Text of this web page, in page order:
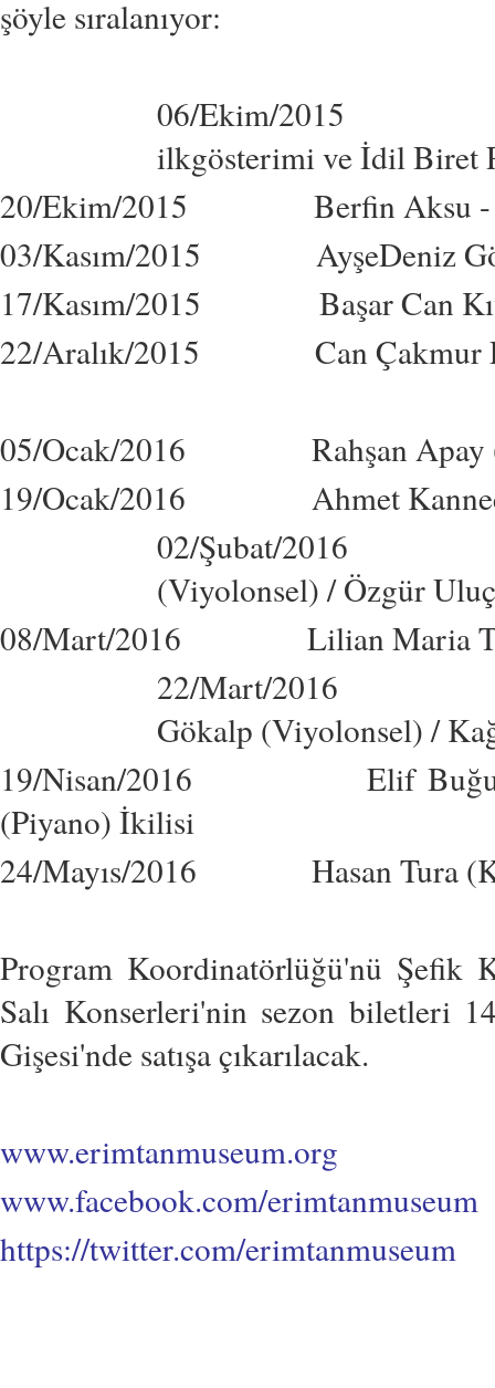
şöyle sıralanıyor:
06/Ekim/2015 "Bir
ilkgösterimi ve İdil Biret
20/Ekim/2015 Berfin Aksu -
03/Kasım/2015 AyşeDeniz
17/Kasım/2015 Başar Can
22/Aralık/2015 Can Çakmur
05/Ocak/2016 Rahşan Apay
19/Ocak/2016 Ahmet Kanneci
02/Şubat/2016
(Viyolonsel) / Özgür
08/Mart/2016 Lilian Maria
22/Mart/2016 Trio
Gökalp (Viyolonsel) /
19/Nisan/2016 Elif Buğu
(Piyano) İkilisi
24/Mayıs/2016 Hasan Tura
Program Koordinatörlüğü'nü Şefik
Salı Konserleri'nin sezon biletleri
Gişesi'nde satışa çıkarılacak.
www.erimtanmuseum.org
www.facebook.com/erimtanmuseum
https://twitter.com/erimtanmuseum